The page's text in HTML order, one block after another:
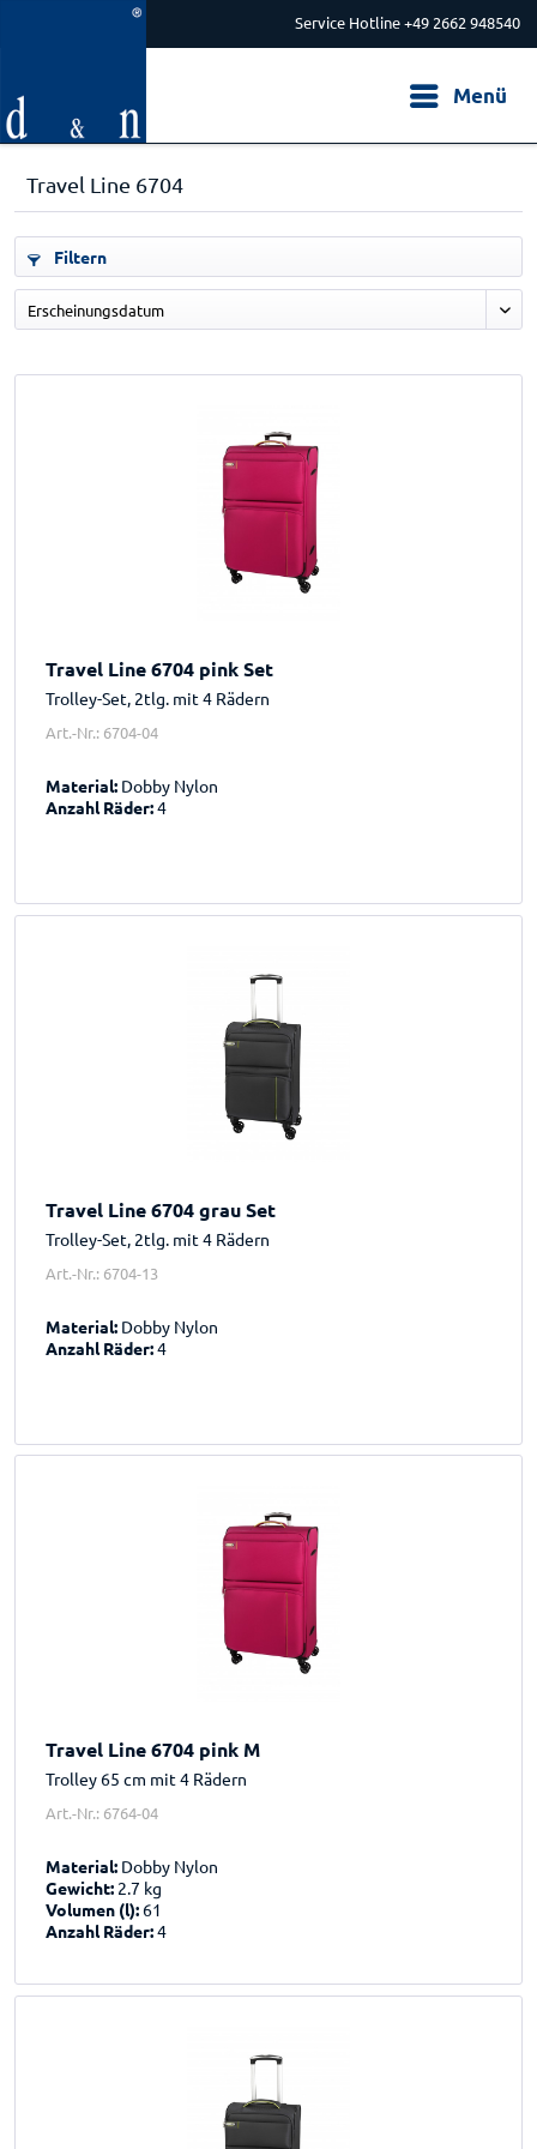
Service Hotline +49 2662 948540
Menü
Travel Line 6704
Filtern
Travel Line 6704 pink Set
Trolley-Set, 2tlg. mit 4 Rädern
Art.-Nr.: 6704-04
Material: Dobby Nylon
Anzahl Räder:4
Travel Line 6704 grau Set
Trolley-Set, 2tlg. mit 4 Rädern
Art.-Nr.: 6704-13
Material: Dobby Nylon
Anzahl Räder:4
Travel Line 6704 pink M
Trolley 65 cm mit 4 Rädern
Art.-Nr.: 6764-04
Material: Dobby Nylon
Gewicht: 2.7 kg
Volumen (l): 61
Anzahl Räder:4